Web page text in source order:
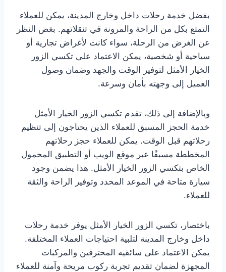
بفضل خدمة رحلات داخل وخارج المدينة، يمكن للعملاء
التمتع بكل من الراحة والمرونة في تنقلاتهم. بغض النظر
عن الغرض من الرحلة، سواء كانت لأغراض تجارية أو
سياحية أو شخصية، يمكن الاعتماد على تكسي الزور
الخيار الأمثل لتوفير الوقت والجهد وضمان وصول
العميل إلى وجهته بأمان وسرعة.
وبالإضافة إلى ذلك، تقدم تكسي الزور الخيار الأمثل
خدمة الحجز المسبق للعملاء الذين يحتاجون إلى تنظيم
رحلاتهم قبل الوقت. يمكن للعملاء حجز رحلاتهم
المخططة مسبقًا عبر موقع الويب أو التطبيق المحمول
الخاص بتكسي الزور الخيار الأمثل. هذا يضمن وجود
سيارة متاحة في الموعد المحدد وتوفير الراحة والثقة
للعملاء.
باختصار، تكسي الزور الخيار الأمثل يوفر خدمة رحلات
داخل وخارج المدينة لتلبية احتياجات العملاء المختلفة.
يمكن الاعتماد على سائقيه المحترفين والمركبات
المجهزة لضمان تقديم تجربة ركوب مريحة وآمنة للعملاء